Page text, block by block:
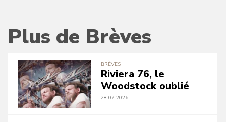
Plus de Brèves
BRÈVES
Riviera 76, le
Woodstock oublié
28.07.2026